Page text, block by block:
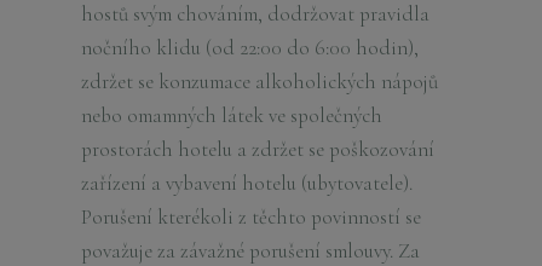
hostů svým chováním, dodržovat pravidla
nočního klidu (od 22:00 do 6:00 hodin),
zdržet se konzumace alkoholických nápojů
nebo omamných látek ve společných
prostorách hotelu a zdržet se poškozování
zařízení a vybavení hotelu (ubytovatele).
Porušení kterékoli z těchto povinností se
považuje za závažné porušení smlouvy. Za